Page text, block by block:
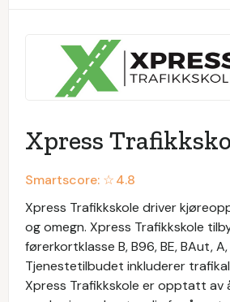
Xpress
Smartscore: ☆4.8
Xpress Trafikkskole driver
og omegn. Xpress Trafikkskole
førerkortklasse B, B96, BE, BAut, A,
Tjenestetilbudet inkluderer
Xpress Trafikkskole er opptatt av